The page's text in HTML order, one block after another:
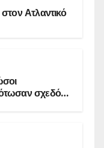
Ατλαντικό
σχεδόν